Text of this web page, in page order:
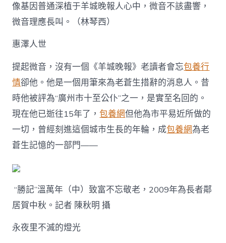
像基因普通深植于羊城晚報人心中，微音不該盡響，
微音理應長叫。（林琴西）
惠澤人世
提起微音，沒有一個《羊城晚報》老讀者會忘包養行
情卻他。他是一個用筆來為老蒼生措辭的消息人。昔
時他被評為“廣州市十至公仆”之一，是實至名回的。
現在他已逝往15年了，包養網但他為市平易近所做的
一切，曾經刻進這個城市生長的年輪，成包養網為老
蒼生記憶的一部門——
“勝記”溫萬年（中）致富不忘敬老，2009年為長者鄰
居賀中秋。記者 陳秋明 攝
永夜里不滅的燈光